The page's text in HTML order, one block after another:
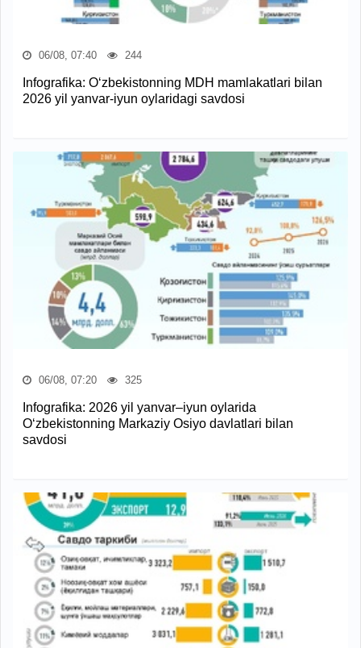
06/08, 07:40 244
Infografika: O‘zbekistonning MDH mamlakatlari bilan
2026 yil yanvar-iyun oylaridagi savdosi
06/08, 07:20 325
Infografika: 2026 yil yanvar–iyun oylarida
O‘zbekistonning Markaziy Osiyo davlatlari bilan
savdosi